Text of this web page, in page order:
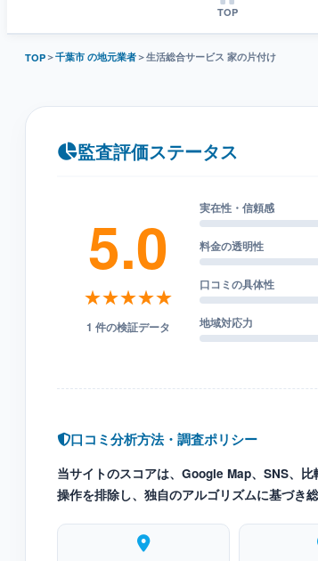
TOP
TOP＞千葉市 の地元業者＞生活総合サービス 家の片付け
監査評価ステータス
5.0
★★★★★
1 件の検証データ
実在性・信頼感
料金の透明性
口コミの具体性
地域対応力
口コミ分析方法・調査ポリシー
当サイトのスコアは、Google Map、SNS、
操作を排除し、独自のアルゴリズムに基づき